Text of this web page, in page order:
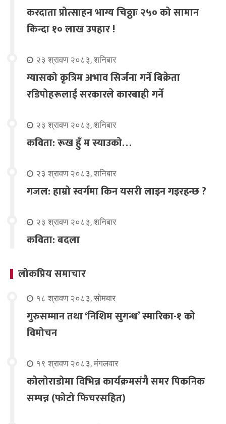
करदाता प्रोत्साहन भाग्य चिठ्ठाः २५० को सामान
किन्दा १० लाख उपहार !
२३ श्रावण २०८३, शनिबार
ग्यासको कृत्रिम अभाव सिर्जना गर्ने बिक्रेता
रडिपोहरूलाई सरकारले कारबाही गर्ने
२३ श्रावण २०८३, शनिबार
कविता: रूख हुँ म स्याउको…
२३ श्रावण २०८३, शनिबार
गजल: हाम्रो स्वर्गमा किन यसरी लाइन गइरहन्छ ?
२३ श्रावण २०८३, शनिबार
कविता: बदला
लोकप्रिय समाचार
१८ श्रावण २०८३, सोमबार
गुरुसम्मान तथा ‘निशिम सुगन्ध’ स्मारिका-१ को
विमोचन
१९ श्रावण २०८३, मंगलवार
कोलोराडोमा विभिन्न कार्यक्रमसंगै समर पिकनिक
सम्पन्न (फोटो फिचरसहित)